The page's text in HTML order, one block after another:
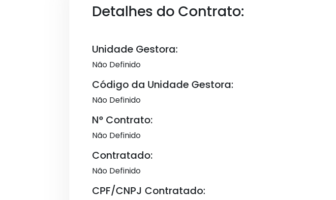
Detalhes do Contrato:
Unidade Gestora:
Não Definido
Código da Unidade Gestora:
Não Definido
N° Contrato:
Não Definido
Contratado:
Não Definido
CPF/CNPJ Contratado: